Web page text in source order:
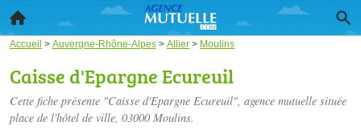
Accueil > Auvergne-Rhône-Alpes > Allier > Moulins
Caisse d'Epargne Ecureuil
Cette fiche présente "Caisse d'Epargne Ecureuil", agence mutuelle située
place de l'hôtel de ville, 03000 Moulins.